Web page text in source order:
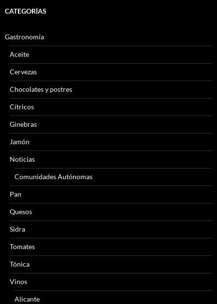
CATEGORÍAS
Gastronomía
Aceite
Cervezas
Chocolates y postres
Cítricos
Ginebras
Jamón
Noticias
Comunidades Autónomas
Pan
Quesos
Sidra
Tomates
Tónica
Vinos
Alicante